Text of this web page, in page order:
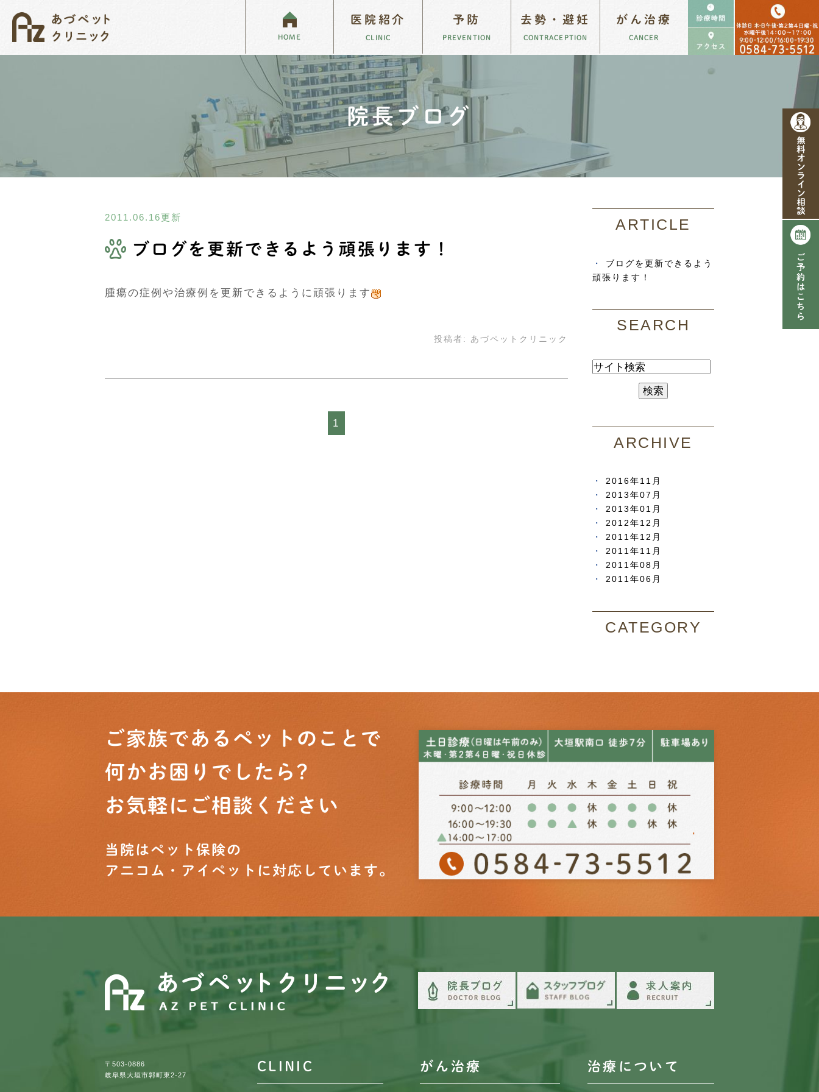
HOME
医院紹介
CLINIC
院長紹介 院長ブログ スタッフブログ 求人案内
予防
PREVENTION
去勢・避妊
CONTRACEPTION
がん治療
CANCER
無料オンライン相談 ペットもがんになる ペットのがんと向き合うために
院長ブログ
2011.06.16更新
ブログを更新できるよう頑張ります！
腫瘍の症例や治療例を更新できるように頑張ります
投稿者: あづペットクリニック
1
ARTICLE
ブログを更新できるよう
頑張ります！
SEARCH
ARCHIVE
2016年11月
2013年07月
2013年01月
2012年12月
2011年12月
2011年11月
2011年08月
2011年06月
CATEGORY
ご家族であるペットのことで
何かお困りでしたら?
お気軽にご相談ください
当院はペット保険の
アニコム・アイペットに対応しています。
〒503-0886
岐阜県大垣市郭町東2-27
CLINIC がん治療 治療について